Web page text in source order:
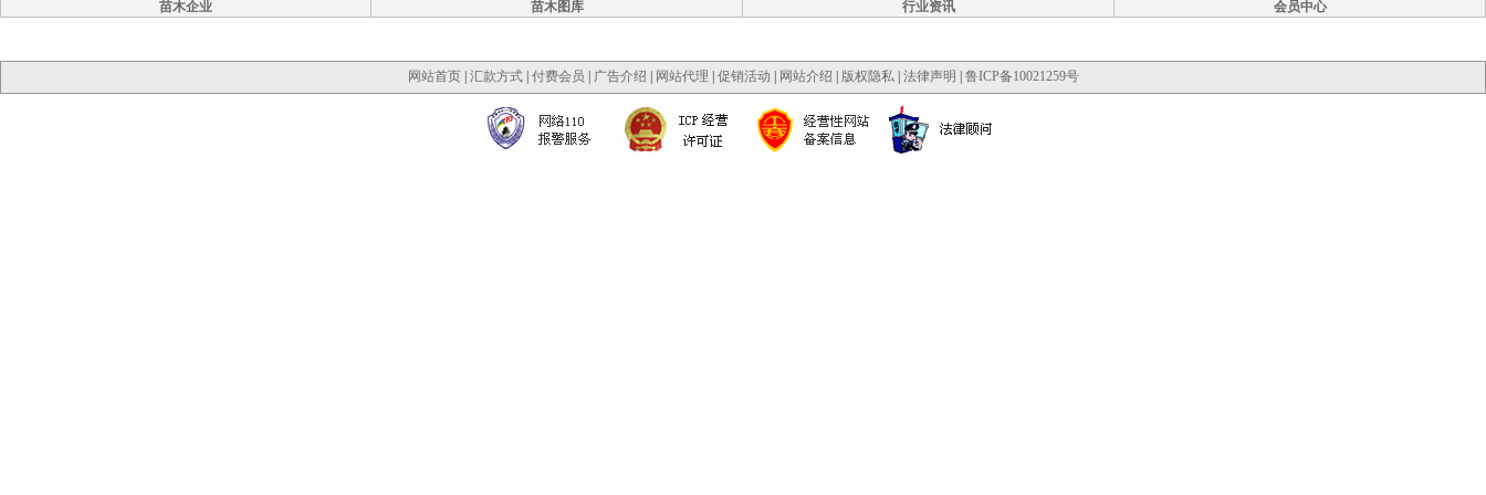
苗木企业 苗木图库 行业资讯 会员中心
网站首页| 汇款方式| 付费会员 广告介绍 网站代理 促销活动 网站介绍 版权隐私| 法律声明 鲁ICP备10021259号